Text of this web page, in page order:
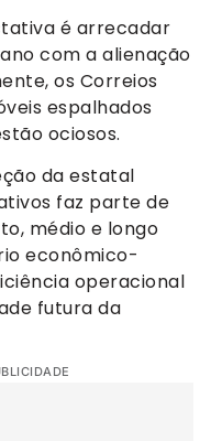
é arrecadar
com a alienação
os Correios
espalhados
ociosos.
da estatal
faz parte de
médio e longo
econômico-
operacional
futura da